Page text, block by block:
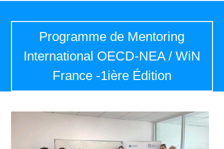
Programme de Mentoring
International OECD-NEA / WiN
France -1ière Édition